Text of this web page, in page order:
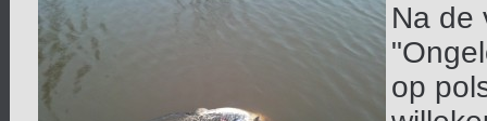
Na de
op